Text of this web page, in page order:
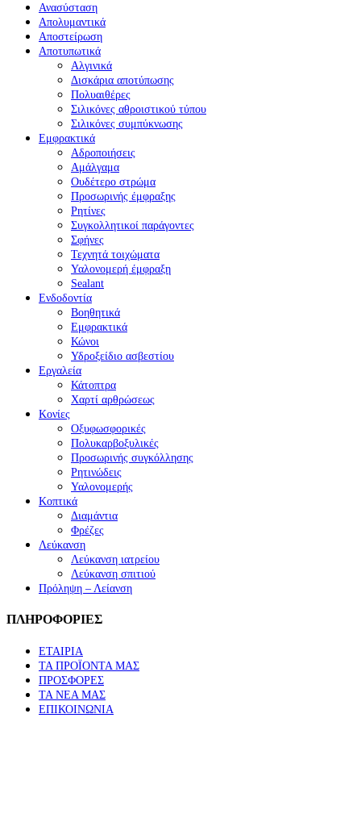
Ανασύσταση
Απολυμαντικά
Αποστείρωση
Αποτυπωτικά
Αλγινικά
Δισκάρια αποτύπωσης
Πολυαιθέρες
Σιλικόνες αθροιστικού τύπου
Σιλικόνες συμπύκνωσης
Εμφρακτικά
Αδροποιήσεις
Αμάλγαμα
Ουδέτερο στρώμα
Προσωρινής έμφραξης
Ρητίνες
Συγκολλητικοί παράγοντες
Σφήνες
Τεχνητά τοιχώματα
Υαλονομερή έμφραξη
Sealant
Ενδοδοντία
Βοηθητικά
Εμφρακτικά
Κώνοι
Υδροξείδιο ασβεστίου
Εργαλεία
Κάτοπτρα
Χαρτί αρθρώσεως
Κονίες
Οξυφωσφορικές
Πολυκαρβοξυλικές
Προσωρινής συγκόλλησης
Ρητινώδεις
Υαλονομερής
Κοπτικά
Διαμάντια
Φρέζες
Λεύκανση
Λεύκανση ιατρείου
Λεύκανση σπιτιού
Πρόληψη – Λείανση
ΠΛΗΡΟΦΟΡΙΕΣ
ΕΤΑΙΡΙΑ
ΤΑ ΠΡΟΪΟΝΤΑ ΜΑΣ
ΠΡΟΣΦΟΡΕΣ
ΤΑ ΝΕΑ ΜΑΣ
ΕΠΙΚΟΙΝΩΝΙΑ